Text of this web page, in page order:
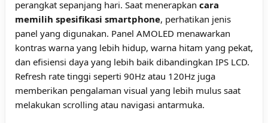
perangkat sepanjang hari. Saat menerapkan cara
memilih spesifikasi smartphone, perhatikan jenis
panel yang digunakan. Panel AMOLED menawarkan
kontras warna yang lebih hidup, warna hitam yang pekat,
dan efisiensi daya yang lebih baik dibandingkan IPS LCD.
Refresh rate tinggi seperti 90Hz atau 120Hz juga
memberikan pengalaman visual yang lebih mulus saat
melakukan scrolling atau navigasi antarmuka.